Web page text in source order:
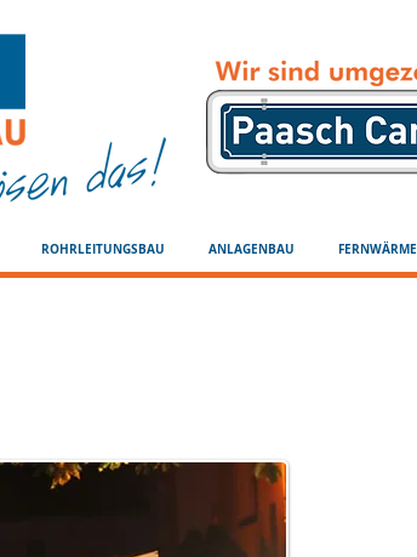
ROHRLEITUNGSBAU ANLAGENBAU FERNWÄRME